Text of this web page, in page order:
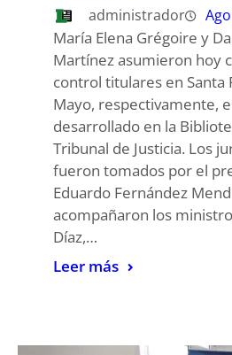
administrador
María Elena Grégoire y
Martínez asumieron hoy
control titulares en Santa
Mayo, respectivamente,
desarrollado en la
Tribunal de Justicia. Los
fueron tomados por el
Eduardo Fernández
acompañaron los
Díaz,…
Leer más